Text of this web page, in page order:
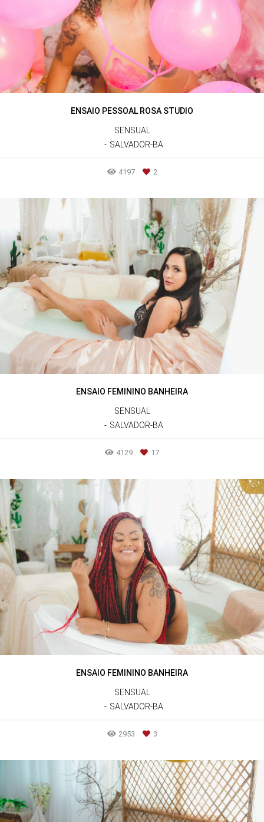
ENSAIO PESSOAL ROSA STUDIO
SENSUAL
SALVADOR-BA
4197 2
ENSAIO FEMININO BANHEIRA
SENSUAL
SALVADOR-BA
4129 17
ENSAIO FEMININO BANHEIRA
SENSUAL
SALVADOR-BA
2953 3